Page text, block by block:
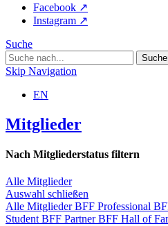
Facebook ↗︎
Instagram ↗︎
Suche
Skip Navigation
EN
Mitglieder
Nach Mitgliederstatus filtern
Alle Mitglieder
Auswahl schließen
Alle MitgliederBFF Professional
Student BFF PartnerBFF Hall of